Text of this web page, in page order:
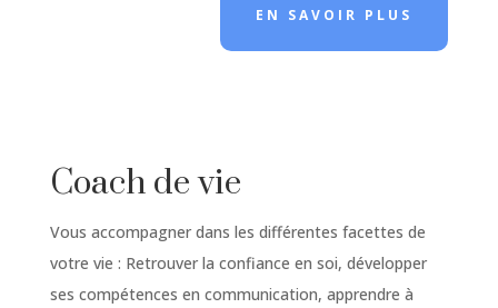
EN SAVOIR PLUS
Coach de vie
Vous accompagner dans les différentes facettes de
votre vie : Retrouver la confiance en soi, développer
ses compétences en communication, apprendre à